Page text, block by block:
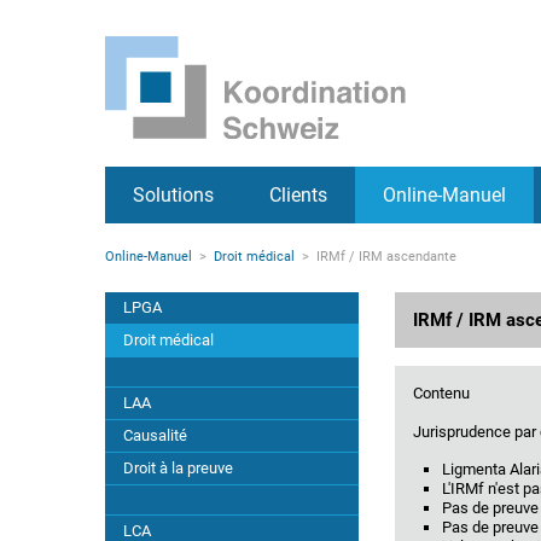
Algodystrophie
Alcoolisme
Anaphylaxie
Anévrisme
Pages importantes
Navigation principale
Solutions Clients Online-Manuel
Rootline
Online-Manuel Droit médical IRMf / IRM ascendante
Contenu principal
Navigation secondaire
LPGA
Droit médical
LAA
Causalité
Droit à la preuve
LCA
IRMf / IRM
Contenu
Jurisprudence par
Ligmenta
L'IRMf n'est
Pas de
Pas de